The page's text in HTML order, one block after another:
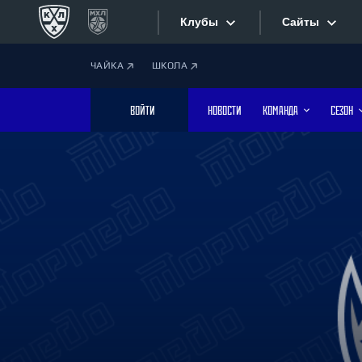
Клубы
Дивизион Боброва
Лада
Сайты
Фотобанк
ЧАЙКА ШКОЛА
ВОЙТИ НОВОСТИ КОМАНДА СЕЗОН